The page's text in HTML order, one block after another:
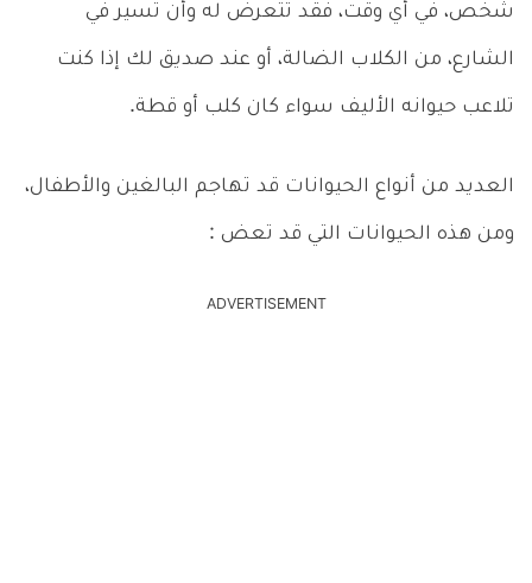
شخص، في أي وقت، فقد تتعرض له وأن تسير في
الشارع، من الكلاب الضالة، أو عند صديق لك إذا كنت
تلاعب حيوانه الأليف سواء كان كلب أو قطة.
العديد من أنواع الحيوانات قد تهاجم البالغين والأطفال،
ومن هذه الحيوانات التي قد تعض :
ADVERTISEMENT